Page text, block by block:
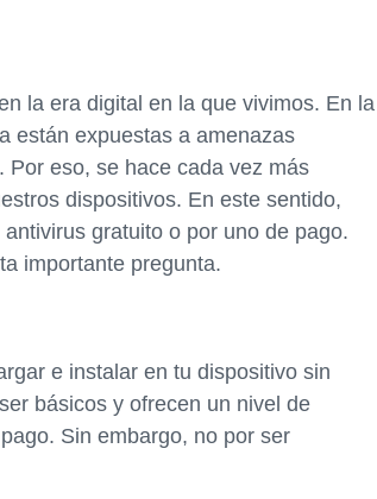
la era digital en la que vivimos. En la
están expuestas a amenazas
Por eso, se hace cada vez más
dispositivos. En este sentido,
gratuito o por uno de pago.
importante pregunta.
e instalar en tu dispositivo sin
básicos y ofrecen un nivel de
Sin embargo, no por ser